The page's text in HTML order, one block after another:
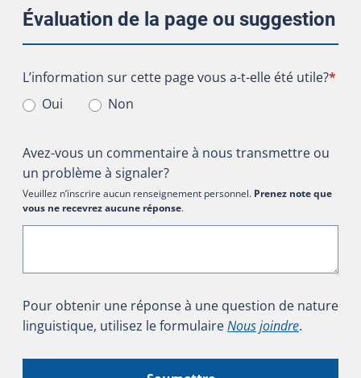
Évaluation de la page ou suggestion
L’information sur cette page vous a-t-elle été utile?
L’information sur cette page vous a-t-elle été utile?*
Oui
Non
Avez-vous un commentaire à nous transmettre ou
un problème à signaler?
Veuillez n’inscrire aucun renseignement personnel. Prenez note que
vous ne recevrez aucune réponse.
Pour obtenir une réponse à une question de nature
linguistique, utilisez le formulaireNous joindre.